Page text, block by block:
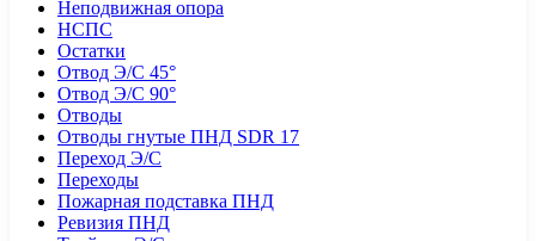
Неподвижная опора
НСПС
Остатки
Отвод Э/С 45°
Отвод Э/С 90°
Отводы
Отводы гнутые ПНД SDR 17
Переход Э/С
Переходы
Пожарная подставка ПНД
Ревизия ПНД